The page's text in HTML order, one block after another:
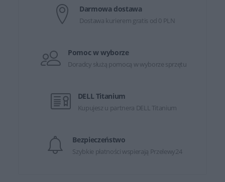
Darmowa dostawa
Dostawa kurierem gratis od 0 PLN
Pomoc w wyborze
Doradcy służą pomocą w wyborze sprzętu
DELL Titanium
Kupujesz u partnera DELL Titanium
Bezpieczeństwo
Szybkie płatności wspierają Przelewy24